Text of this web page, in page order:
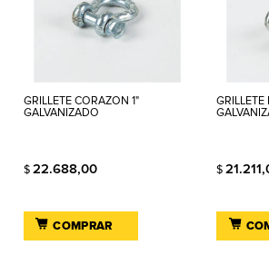
GRILLETE CORAZON 1"
GALVANIZADO
$ 22.688,00
COMPRAR
GRILLETE
$